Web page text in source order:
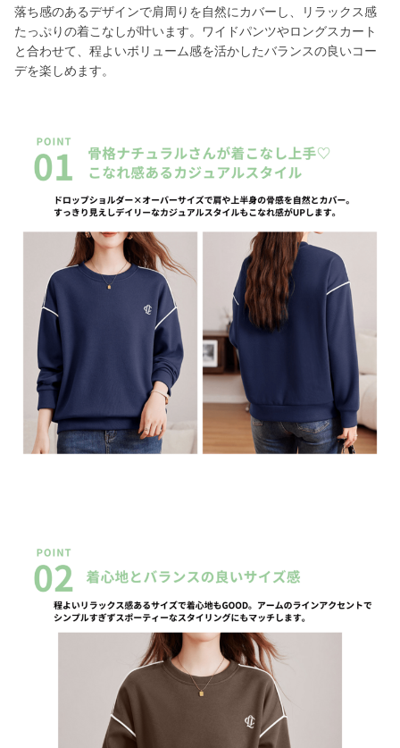
落ち感のあるデザインで肩周りを自然にカバーし、リラックス感
たっぷりの着こなしが叶います。ワイドパンツやロングスカート
と合わせて、程よいボリューム感を活かしたバランスの良いコー
デを楽しめます。